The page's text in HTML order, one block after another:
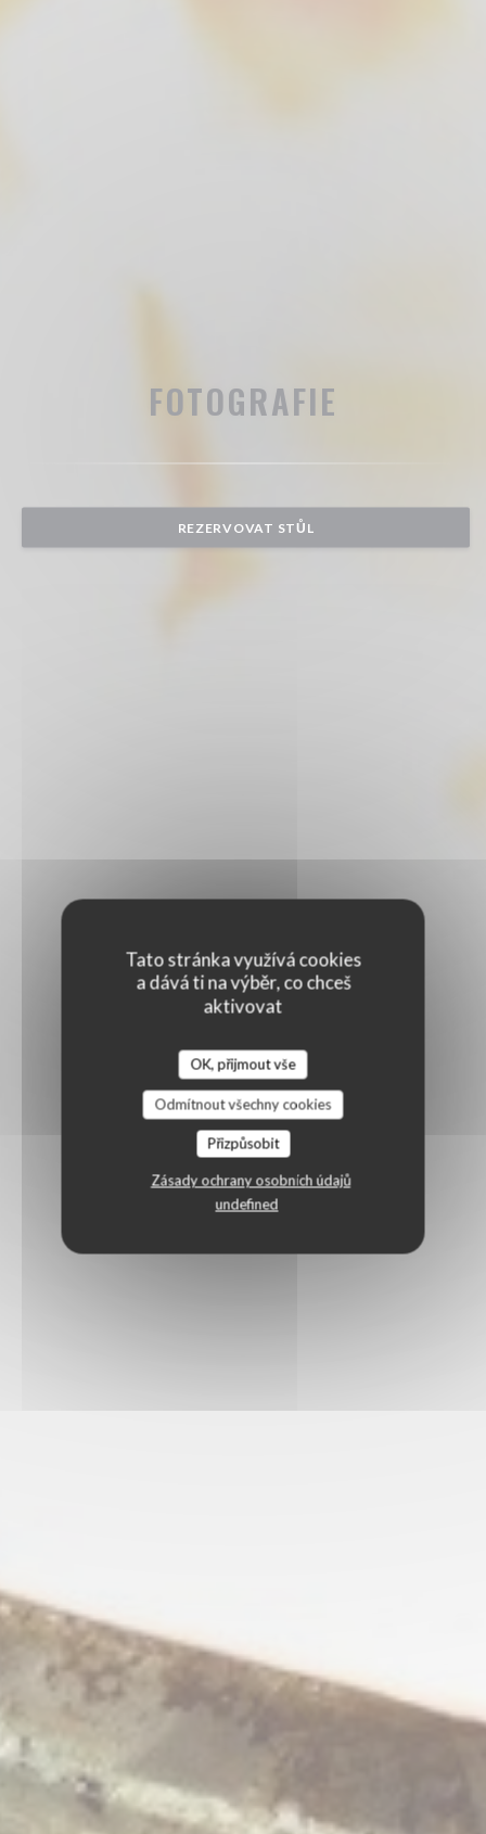
Tato stránka využívá cookies
a dává ti na výběr, co chceš
aktivovat
OK, přijmout vše
Odmítnout všechny cookies
Přizpůsobit
Zásady ochrany osobních údajů
undefined
FOTOGRAFIE
REZERVOVAT STŮL